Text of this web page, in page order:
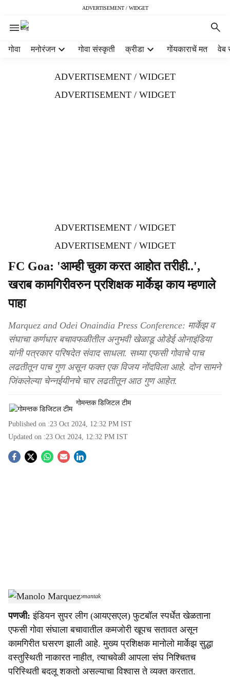
ADVERTISEMENT / WIDGET
गोवा मनोरंजन गोवा संस्कृती क्रीडा गोंयकाराचें मत वेब
ADVERTISEMENT / WIDGET
ADVERTISEMENT / WIDGET
ADVERTISEMENT / WIDGET
ADVERTISEMENT / WIDGET
FC Goa: 'आम्ही चुका करत आहोत तरीही..',
खराब कामगिरीवरुन प्रशिक्षक मार्केझ काय म्हणाले
पाहा
Marquez and Odei Onaindia Press Conference: मार्केझ व
संघाचा कर्णधार बचावफळीतील अनुभवी खेळाडू ओडेई ओनाइंडिया
यांनी पत्रकार परिषदेत संवाद साधला. सध्या एफसी गोवाचे पाच
लढतीतून पाच गुण असून फक्त एक विजय नोंदविला आहे. दोन सामने
जिंकलेल्या चेन्नईयीनचे चार लढतीतून आठ गुण आहेत.
गोमन्तक डिजिटल टीम
Published on :23 Oct 2024, 12:32 PM IST
Updated on :23 Oct 2024, 12:32 PM IST
S
a
r
e
Manolo Marquez-Dainik Gomantak
पणजी: इंडियन सुपर लीग (आयएसएल) फुटबॉल स्पर्धेत खेळताना
एफसी गोवा संघाला बचावातील कमजोरी खूपच सतावत असून
कामगिरीत घसरण झाली आहे. मुख्य प्रशिक्षक मानोलो मार्केझ सुद्धा
वस्तुस्थिती नाकारत नाहीत, त्याचवेळी आपला संघ निश्चितच
परिस्थिती बदलू शकतो असल्याचा विश्वास ते व्यक्त करतात.